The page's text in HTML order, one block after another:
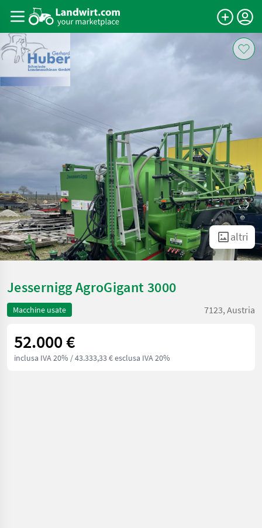
altri
Jessernigg AgroGigant 3000
Macchine usate 7123, Austria
52.000 €
inclusa IVA 20% / 43.333,33 € esclusa IVA 20%